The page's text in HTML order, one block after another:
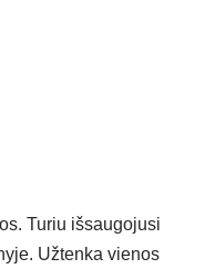
Turiu išsaugojusi
Užtenka vienos